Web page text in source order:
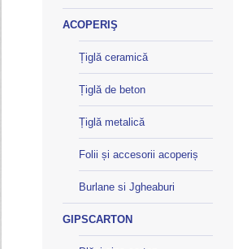
ACOPERIŞ
Țiglă ceramică
Țiglă de beton
Țiglă metalică
Folii și accesorii acoperiș
Burlane si Jgheaburi
GIPSCARTON